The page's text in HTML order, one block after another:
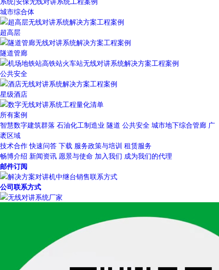
城市综合体
超高层
隧道管廊
公共安全
星级酒店
所有案例
智慧数字建筑群落 石油化工制造业 隧道 公共安全 城市地下综合管廊 广
袤区域
技术合作 快速问答 下载 服务政策与培训 租赁服务
畅博介绍 新闻资讯 愿景与使命 加入我们 成为我们的代理
邮件订阅
公司联系方式